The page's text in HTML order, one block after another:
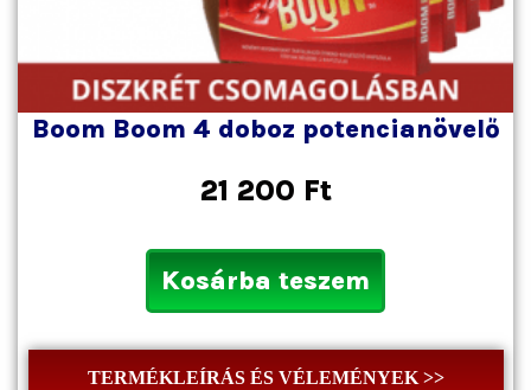
Boom Boom 4 doboz potencianövelő
21 200 Ft
Kosárba teszem
TERMÉKLEÍRÁS ÉS VÉLEMÉNYEK >>